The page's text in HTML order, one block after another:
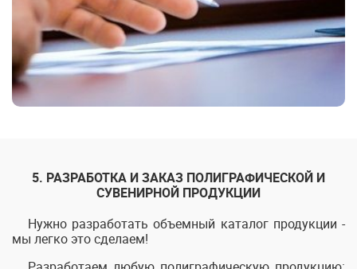
5. РАЗРАБОТКА И ЗАКАЗ ПОЛИГРАФИЧЕСКОЙ И
СУВЕНИРНОЙ ПРОДУКЦИИ
Нужно разработать объемный каталог продукции -
мы легко это сделаем!